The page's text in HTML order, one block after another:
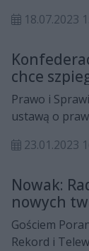
poselski w
18.07.2023
chce
z nas
Prawo i
ustawą o
będą miały
elektronicznej.
23.01.2023
Nowak:
nowych
politycznej
Gościem
Rekord i